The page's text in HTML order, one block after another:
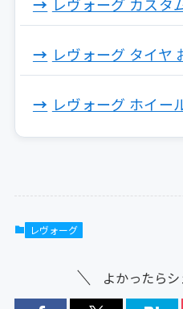
レヴォーグ カスタ
レヴォーグ タイヤ
レヴォーグ ホイー
レヴォーグ
よかったら